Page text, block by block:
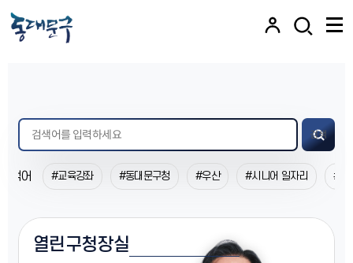
색어 #교육강좌 #동대문구청 #우산 #시니어 일자리 #생
알림 참여 8 / 44
열린구청장실